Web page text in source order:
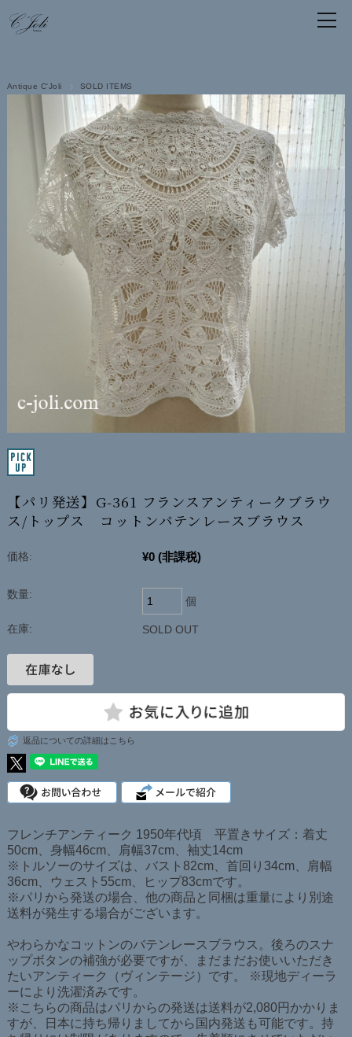
Antique C'Joli SOLD ITEMS
【パリ発送】G-361 フランスアンティークブラウ
ス/トップス コットンバテンレースブラウス
価格: ¥0 (非課税)
数量:
個
在庫: SOLD OUT
返品についての詳細はこちら
フレンチアンティーク 1950年代頃 平置きサイズ：着丈
50cm、身幅46cm、肩幅37cm、袖丈14cm
※トルソーのサイズは、バスト82cm、首回り34cm、肩幅
36cm、ウェスト55cm、ヒップ83cmです。
※パリから発送の場合、他の商品と同梱は重量により別途
送料が発生する場合がございます。
やわらかなコットンのバテンレースブラウス。後ろのスナ
ップボタンの補強が必要ですが、まだまだお使いいただき
たいアンティーク（ヴィンテージ）です。 ※現地ディーラ
ーにより洗濯済みです。
※こちらの商品はパリからの発送は送料が2,080円かかりま
すが、日本に持ち帰りましてから国内発送も可能です。持